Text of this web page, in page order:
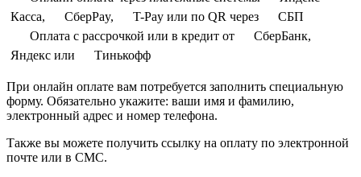
Касса,
СберPay, T-Pay или по QR через
СБП
Оплата с рассрочкой или в кредит от
СберБанк,
Яндекс или
Тинькофф
При онлайн оплате вам потребуется заполнить специальную
форму. Обязательно укажите: ваши имя и фамилию,
электронный адрес и номер телефона.
Также вы можете получить ссылку на оплату по электронной
почте или в СМС.